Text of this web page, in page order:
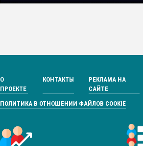
О
ПРОЕКТЕ
КОНТАКТЫ
РЕКЛАМА НА
САЙТЕ
ПОЛИТИКА В ОТНОШЕНИИ ФАЙЛОВ COOKIE